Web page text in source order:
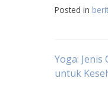
Posted in
Yoga:
untuk